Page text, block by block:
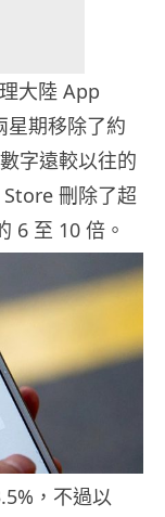
大陸 App
星期移除了約
字遠較以往的
刪除了超
6 至 10 倍。
，不過以